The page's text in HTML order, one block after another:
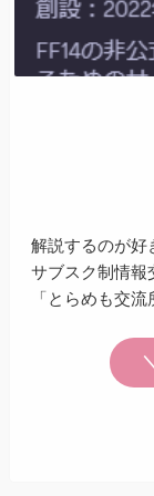
解説するのが好
サブスク制情報
「とらめも交